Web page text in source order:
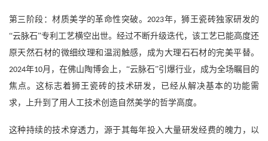
第三阶段：材质美学的革命性突破。 2023年，狮王瓷砖独家研发的
“云脉石”专利工艺横空出世。经过不断升级迭代，该工艺已能高度还
原天然石材的微细纹理和温润触感，成为大理石石材的完美平替。
2024年10月，在佛山陶博会上，“云脉石”引爆行业，成为全场瞩目的
焦点。这标志着狮王瓷砖的技术研发，已经从解决基本的功能需
求，上升到了用人工技术创造自然美学的哲学高度。
这种持续的技术穿透力，源于其每年投入大量研发经费的魄力，以